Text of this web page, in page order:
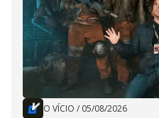
O VÍCIO / 05/08/2026